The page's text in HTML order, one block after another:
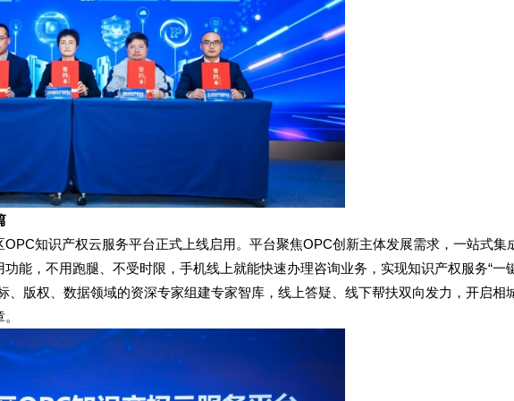
知识产权云服务平台正式上线启用。平台聚焦OPC创新主体发展需求，一站式集
能，不用跑腿、不受时限，手机线上就能快速办理咨询业务，实现知识产权服务“一
、版权、数据领域的资深专家组建专家智库，线上答疑、线下帮扶双向发力，开启相